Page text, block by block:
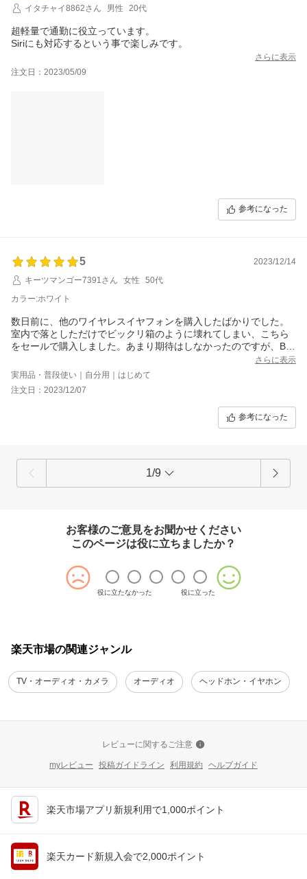
イタチャイ8862さん
男性 20代
超軽量で通勤に役立っています。
Siriにも対応するという事で楽しみです。
さらに表示
注文日：2023/05/09
参考になった
5
2023/12/14
キーツマンゴー7391さん
女性
50代
カラー:ホワイト
数日前に、他のワイヤレスイヤフォンを購入したばかりでした。
室内で落としただけでビックリ箱のように壊れてしまい、こちら
をセールで購入しました。あまり期待はしなかったのですが、Blu
etoothの接続も早く一度接続したらそのままで使いやすいです。
イヤフォンのフィット感も私には良かったです。耐久性に期待し
ます。ありがとうございました。
さらに表示
実用品・普段使い｜自分用｜はじめて
注文日：2023/12/07
参考になった
1/9
お客様のご意見をお聞かせください
このページは役に立ちましたか？
役に立たなかった 役に立った
楽天市場の関連ジャンル
TV・オーディオ・カメラ オーディオ ヘッドホン・イヤホン
レビューに関するご注意
myレビュー 投稿ガイドライン 利用規約 ヘルプガイド
楽天市場アプリ新規利用で1,000ポイント
楽天カード新規入会で2,000ポイント